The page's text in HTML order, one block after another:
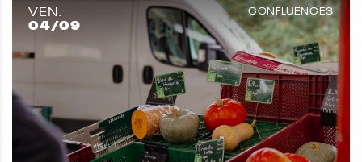
VEN.
04/09
CONFLUENCES